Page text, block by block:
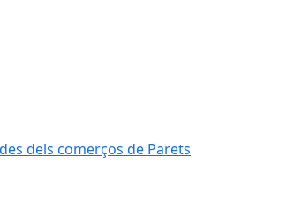
dels comerços de Parets